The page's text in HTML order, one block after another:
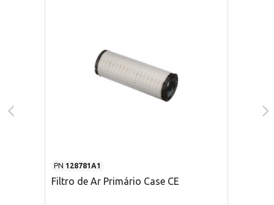
PN 128781A1
Filtro de Ar Primário Case CE